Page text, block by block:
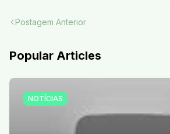
Postagem Anterior
Popular Articles
NOTÍCIAS